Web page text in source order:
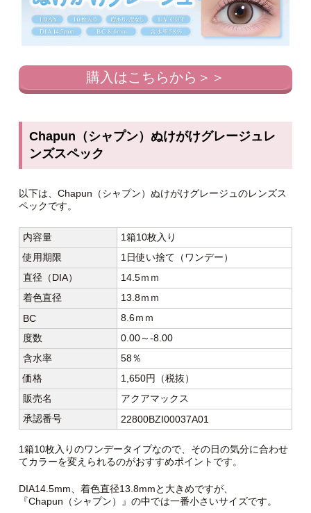
購入はこちらから＞＞
Chapun（シャプン）ぬけがけグレージュレ
ンズスペック
以下は、Chapun（シャプン）ぬけがけグレージュのレンズス
ペックです。
内容量
1箱10枚入り
使用期限
1日使い捨て（ワンデー）
直径（DIA）
14.5ｍｍ
着色直径
13.8ｍｍ
BC
8.6ｍｍ
度数
0.00～-8.00
含水率
58％
価格
1,650円（税抜）
販売名
アクアマックス
承認番号
22800BZI00037A01
1箱10枚入りのワンデータイプなので、その日の気分に合わせ
てカラーを変えられるのがおすすめポイントです。
DIA14.5mm、着色直径13.8mmと大きめですが、
『Chapun（シャプン）』の中では一番小さいサイズです。